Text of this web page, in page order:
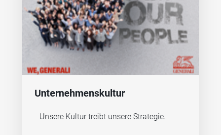
Unternehmenskultur
Unsere Kultur treibt unsere Strategie.